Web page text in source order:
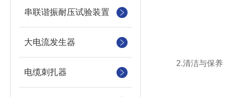
串联谐振耐压试验装置
大电流发生器
电缆刺扎器
2.清洁与保养